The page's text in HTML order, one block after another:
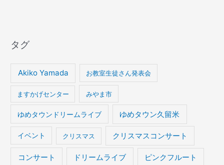
タグ
Akiko Yamada お教室生徒さん発表会
ますかげセンター みやま市
ゆめタウンドリームライブ ゆめタウン久留米
イベント クリスマス クリスマスコンサート
コンサート ドリームライブ ピンクフルート